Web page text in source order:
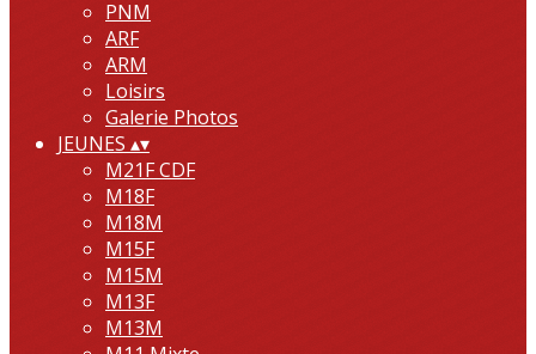
PNM
ARF
ARM
Loisirs
Galerie Photos
JEUNES ▴▾
M21F CDF
M18F
M18M
M15F
M15M
M13F
M13M